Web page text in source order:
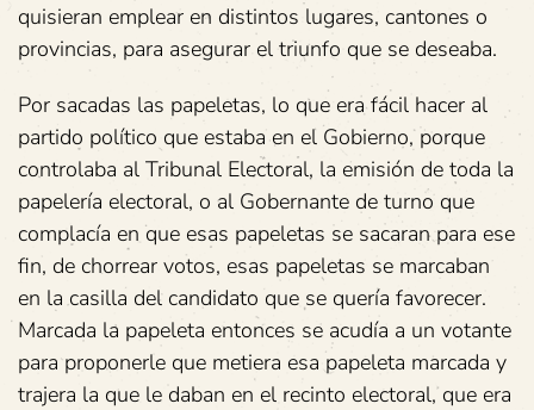
quisieran emplear en distintos lugares, cantones o
provincias, para asegurar el triunfo que se deseaba.
Por sacadas las papeletas, lo que era fácil hacer al
partido político que estaba en el Gobierno, porque
controlaba al Tribunal Electoral, la emisión de toda la
papelería electoral, o al Gobernante de turno que
complacía en que esas papeletas se sacaran para ese
fin, de chorrear votos, esas papeletas se marcaban
en la casilla del candidato que se quería favorecer.
Marcada la papeleta entonces se acudía a un votante
para proponerle que metiera esa papeleta marcada y
trajera la que le daban en el recinto electoral, que era